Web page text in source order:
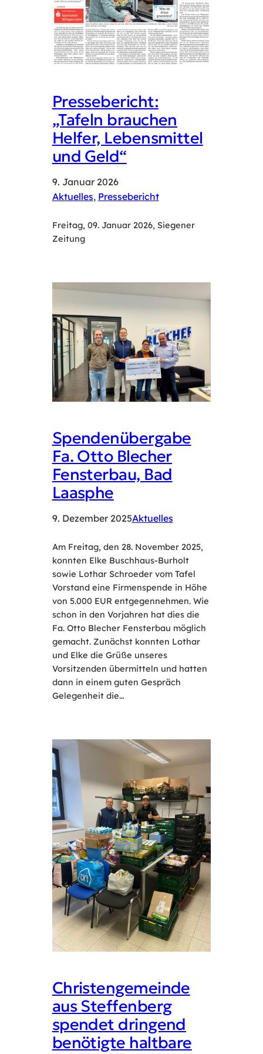
Pressebericht:
„Tafeln brauchen
Helfer, Lebensmittel
und Geld“
9. Januar 2026
Aktuelles, Pressebericht
Freitag, 09. Januar 2026, Siegener
Zeitung
Spendenübergabe
Fa. Otto Blecher
Fensterbau, Bad
Laasphe
9. Dezember 2025Aktuelles
Am Freitag, den 28. November 2025,
konnten Elke Buschhaus-Burholt
sowie Lothar Schroeder vom Tafel
Vorstand eine Firmenspende in Höhe
von 5.000 EUR entgegennehmen. Wie
schon in den Vorjahren hat dies die
Fa. Otto Blecher Fensterbau möglich
gemacht. Zunächst konnten Lothar
und Elke die Grüße unseres
Vorsitzenden übermitteln und hatten
dann in einem guten Gespräch
Gelegenheit die…
Christengemeinde
aus Steffenberg
spendet dringend
benötigte haltbare